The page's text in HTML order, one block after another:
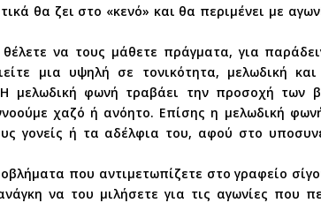
θα ζει στο «κενό» και θα περιμένει με
να τους μάθετε πράγματα, για
μια υψηλή σε τονικότητα, μελωδική και
μελωδική φωνή τραβάει την προσοχή των
χαζό ή ανόητο. Επίσης η μελωδική
γονείς ή τα αδέλφια του, αφού στο
που αντιμετωπίζετε στο γραφείο
να του μιλήσετε για τις αγωνίες που